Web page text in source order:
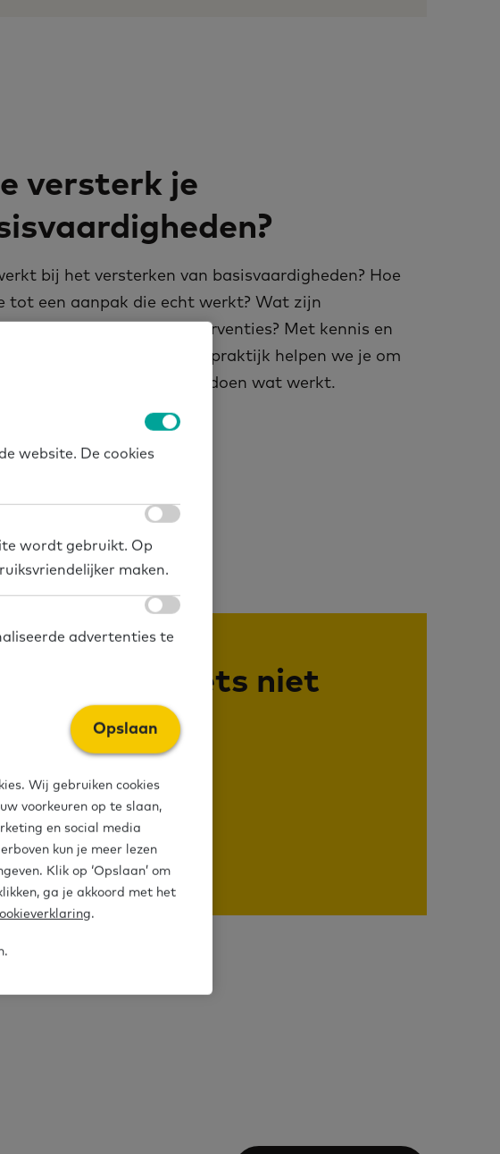
versterk je
bij het versterken van basisvaardigheden? Hoe
tot een aanpak die echt werkt? Wat zijn
aanpakken en interventies? Met kennis en
uit onderzoek en de praktijk helpen we je om
te maken. Zo kun je doen wat werkt.
vraag of is iets niet
veelgestelde vragen.
vragen
website. De cookies
wordt gebruikt. Op
maken.
advertenties te
Opslaan
Wij gebruiken cookies
voorkeuren op te slaan,
en social media
kun je meer lezen
Klik op ‘Opslaan’ om
ga je akkoord met het
.